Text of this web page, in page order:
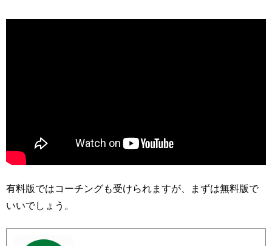
有料版ではコーチングも受けられますが、まずは無料版で
いいでしょう。